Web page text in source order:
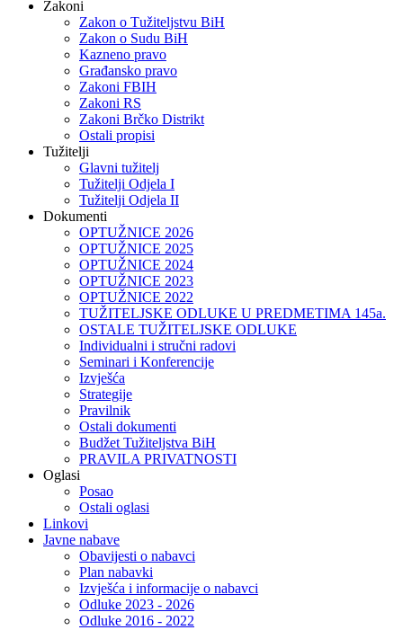
Zakoni
Zakon o Тužiteljstvu BiH
Zakon o Sudu BiH
Kazneno pravo
Građansko pravo
Zakoni FBIH
Zakoni RS
Zakoni Brčko Distrikt
Ostali propisi
Tužitelji
Glavni tužitelj
Tužitelji Odjela I
Tužitelji Odjela II
Dokumenti
OPTUŽNICE 2026
OPTUŽNICE 2025
OPTUŽNICE 2024
OPTUŽNICE 2023
OPTUŽNICE 2022
TUŽITELJSKE ODLUKE U PREDMETIMA 145a.
OSTALE TUŽITELJSKE ODLUKE
Individualni i stručni radovi
Seminari i Konferencije
Izvješća
Strategije
Pravilnik
Ostali dokumenti
Budžet Tužiteljstva BiH
PRAVILA PRIVATNOSTI
Oglasi
Posao
Ostali oglasi
Linkovi
Javne nabave
Obavijesti o nabavci
Plan nabavki
Izvješća i informacije o nabavci
Odluke 2023 - 2026
Odluke 2016 - 2022